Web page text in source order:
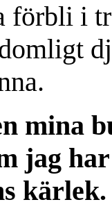
förbli i
mina
jag